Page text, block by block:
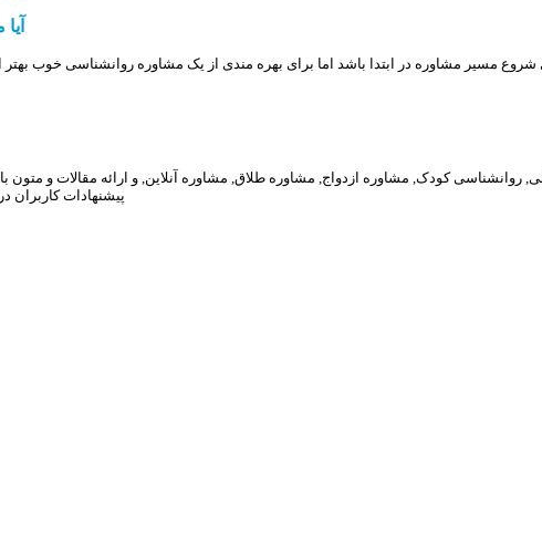
شروع مسیر مشاوره در ابتدا باشد اما برای بهره مندی از یک مشاوره روانشناسی خوب
پیشنهادات